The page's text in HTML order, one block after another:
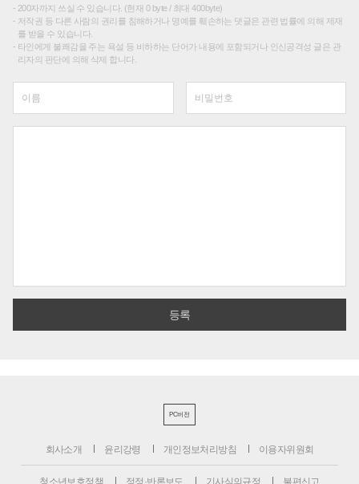
200자까지 쓰실 수 있습니다. (현재 0 byte / 최대 400byte)
저작권 등 다른 사람의 권리를 침해하거나 명예를 훼손하는 댓글은 관련 법률에 의해 제재
를 받을 수 있습니다.
타인에게 불쾌감을 주는 욕설 등 비하하는 단어가 내용에 포함되거나 인신공격성 글은 관
리자의 판단에 의해 삭제 합니다.
PC버전
회사소개 윤리강령 개인정보처리방침 이용자위원회